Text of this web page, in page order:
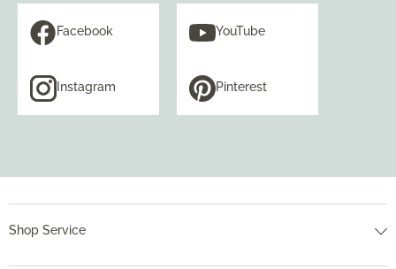
Facebook YouTube
Instagram Pinterest
Shop Service